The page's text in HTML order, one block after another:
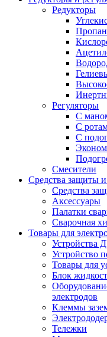
Редукторы
Регуляторы
С
С
С
Смесители
Средства защиты
Средства
Аксессуары
Палатки
Сварочная
Товары для
Устройства
Устройство
Товары для
Блок
электродов
Клеммы
Тележки